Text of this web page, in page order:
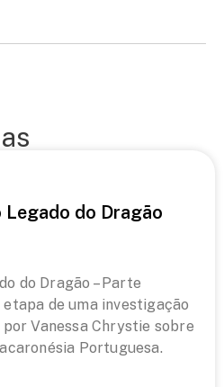
Legado do Dragão
do Dragão – Parte
de uma investigação
Vanessa Chrystie sobre
Portuguesa.